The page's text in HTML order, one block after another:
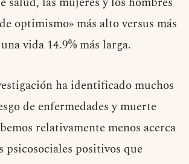
optimismo» más alto versus más
vida 14.9% más larga.
ha identificado muchos
de enfermedades y muerte
relativamente menos acerca
psicosociales positivos que